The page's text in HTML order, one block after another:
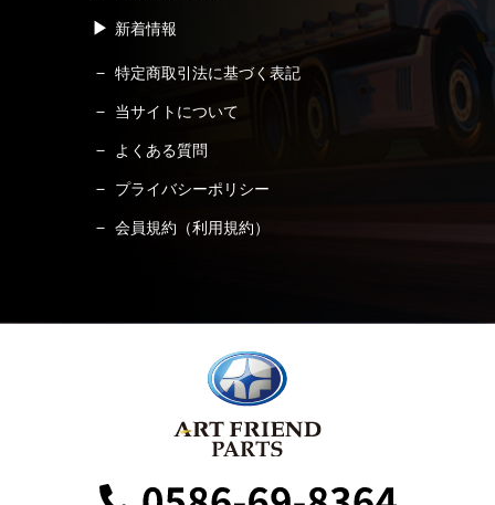
新着情報
特定商取引法に基づく表記
当サイトについて
よくある質問
プライバシーポリシー
会員規約（利用規約）